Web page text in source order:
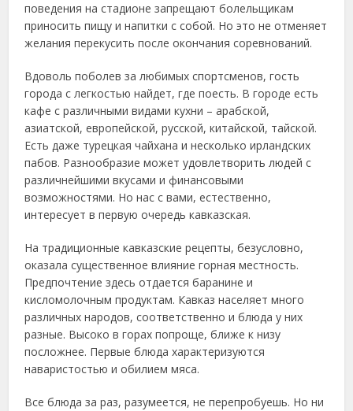
поведения на стадионе запрещают болельщикам
приносить пищу и напитки с собой. Но это не отменяет
желания перекусить после окончания соревнований.
Вдоволь поболев за любимых спортсменов, гость
города с легкостью найдет, где поесть. В городе есть
кафе с различными видами кухни – арабской,
азиатской, европейской, русской, китайской, тайской.
Есть даже турецкая чайхана и несколько ирландских
пабов. Разнообразие может удовлетворить людей с
различнейшими вкусами и финансовыми
возможностями. Но нас с вами, естественно,
интересует в первую очередь кавказская.
На традиционные кавказские рецепты, безусловно,
оказала существенное влияние горная местность.
Предпочтение здесь отдается баранине и
кисломолочным продуктам. Кавказ населяет много
различных народов, соответственно и блюда у них
разные. Высоко в горах попроще, ближе к низу
посложнее. Первые блюда характеризуются
наваристостью и обилием мяса.
Все блюда за раз, разумеется, не перепробуешь. Но ни